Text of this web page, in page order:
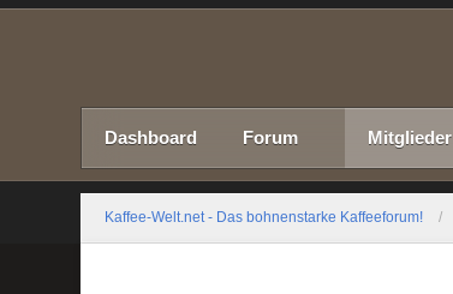
Dashboard Forum Mitglieder
Kaffee-Welt.net - Das bohnenstarke Kaffeeforum!